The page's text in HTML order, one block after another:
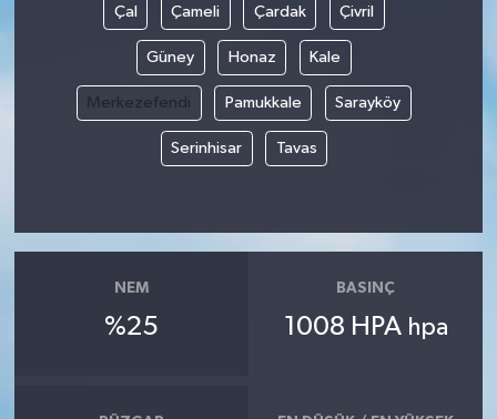
Çal Çameli Çardak Çivril
Güney Honaz Kale
Merkezefendi Pamukkale Sarayköy
Serinhisar Tavas
NEM
%25
BASINÇ
1008 HPA hpa
YUNUSEMRE
MANİSA'YI KEŞFET
TÜRKİYE'DE TREND HABERLER
ÖZEL HABER